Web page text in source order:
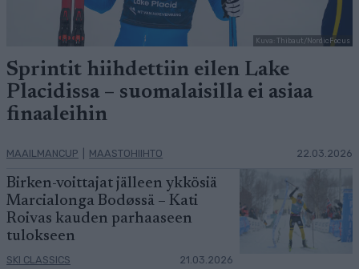
Kuva: Thibaut/NordicFocus
Sprintit hiihdettiin eilen Lake
Placidissa – suomalaisilla ei asiaa
finaaleihin
MAAILMANCUP MAASTOHIIHTO 22.03.2026
Birken-voittajat jälleen ykkösiä
Marcialonga Bodøssä – Kati
Roivas kauden parhaaseen
tulokseen
SKI CLASSICS 21.03.2026